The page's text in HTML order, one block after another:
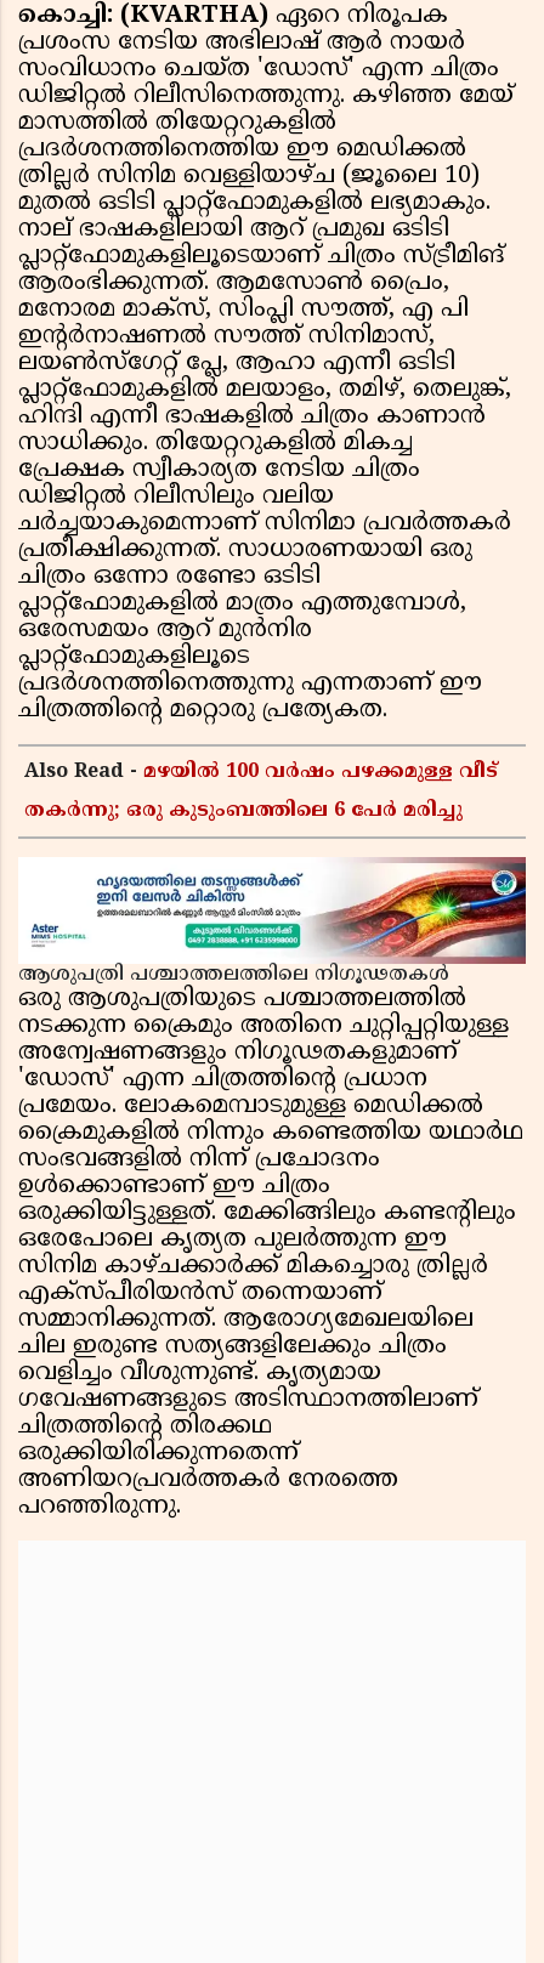
കൊച്ചി: (KVARTHA) ഏറെ നിരൂപക
പ്രശംസ നേടിയ അഭിലാഷ് ആർ നായർ
സംവിധാനം ചെയ്ത 'ഡോസ്' എന്ന ചിത്രം
ഡിജിറ്റൽ റിലീസിനെത്തുന്നു. കഴിഞ്ഞ മേയ്
മാസത്തിൽ തിയേറ്ററുകളിൽ
പ്രദർശനത്തിനെത്തിയ ഈ മെഡിക്കൽ
ത്രില്ലർ സിനിമ വെള്ളിയാഴ്ച (ജൂലൈ 10)
മുതൽ ഒടിടി പ്ലാറ്റ്‌ഫോമുകളിൽ ലഭ്യമാകും.
നാല് ഭാഷകളിലായി ആറ് പ്രമുഖ ഒടിടി
പ്ലാറ്റ്‌ഫോമുകളിലൂടെയാണ് ചിത്രം സ്ട്രീമിങ്
ആരംഭിക്കുന്നത്. ആമസോൺ പ്രൈം,
മനോരമ മാക്സ്, സിംപ്ലി സൗത്ത്, എ പി
ഇൻ്റർനാഷണൽ സൗത്ത് സിനിമാസ്,
ലയൺസ്‌ഗേറ്റ് പ്ലേ, ആഹാ എന്നീ ഒടിടി
പ്ലാറ്റ്ഫോമുകളിൽ മലയാളം, തമിഴ്, തെലുങ്ക്,
ഹിന്ദി എന്നീ ഭാഷകളിൽ ചിത്രം കാണാൻ
സാധിക്കും. തിയേറ്ററുകളിൽ മികച്ച
പ്രേക്ഷക സ്വീകാര്യത നേടിയ ചിത്രം
ഡിജിറ്റൽ റിലീസിലും വലിയ
ചർച്ചയാകുമെന്നാണ് സിനിമാ പ്രവർത്തകർ
പ്രതീക്ഷിക്കുന്നത്. സാധാരണയായി ഒരു
ചിത്രം ഒന്നോ രണ്ടോ ഒടിടി
പ്ലാറ്റ്‌ഫോമുകളിൽ മാത്രം എത്തുമ്പോൾ,
ഒരേസമയം ആറ് മുൻനിര
പ്ലാറ്റ്‌ഫോമുകളിലൂടെ
പ്രദർശനത്തിനെത്തുന്നു എന്നതാണ് ഈ
ചിത്രത്തിൻ്റെ മറ്റൊരു പ്രത്യേകത.
Also Read - മഴയിൽ 100 വർഷം പഴക്കമുള്ള വീട്
തകർന്നു; ഒരു കുടുംബത്തിലെ 6 പേർ മരിച്ചു
ആശുപത്രി പശ്ചാത്തലത്തിലെ നിഗൂഢതകൾ
ഒരു ആശുപത്രിയുടെ പശ്ചാത്തലത്തിൽ
നടക്കുന്ന ക്രൈമും അതിനെ ചുറ്റിപ്പറ്റിയുള്ള
അന്വേഷണങ്ങളും നിഗൂഢതകളുമാണ്
'ഡോസ്' എന്ന ചിത്രത്തിൻ്റെ പ്രധാന
പ്രമേയം. ലോകമെമ്പാടുമുള്ള മെഡിക്കൽ
ക്രൈമുകളിൽ നിന്നും കണ്ടെത്തിയ യഥാർഥ
സംഭവങ്ങളിൽ നിന്ന് പ്രചോദനം
ഉൾക്കൊണ്ടാണ് ഈ ചിത്രം
ഒരുക്കിയിട്ടുള്ളത്. മേക്കിങ്ങിലും കണ്ടൻ്റിലും
ഒരേപോലെ കൃത്യത പുലർത്തുന്ന ഈ
സിനിമ കാഴ്‌ചക്കാർക്ക് മികച്ചൊരു ത്രില്ലർ
എക്സ്‌പീരിയൻസ് തന്നെയാണ്
സമ്മാനിക്കുന്നത്. ആരോഗ്യമേഖലയിലെ
ചില ഇരുണ്ട സത്യങ്ങളിലേക്കും ചിത്രം
വെളിച്ചം വീശുന്നുണ്ട്. കൃത്യമായ
ഗവേഷണങ്ങളുടെ അടിസ്ഥാനത്തിലാണ്
ചിത്രത്തിൻ്റെ തിരക്കഥ
ഒരുക്കിയിരിക്കുന്നതെന്ന്
അണിയറപ്രവർത്തകർ നേരത്തെ
പറഞ്ഞിരുന്നു.